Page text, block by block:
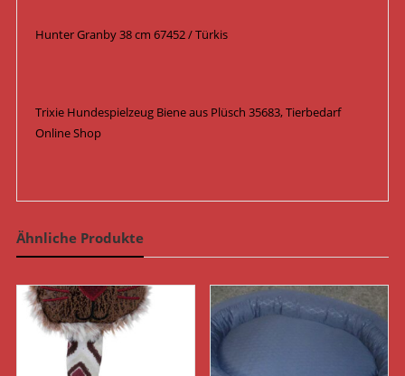
Hunter Granby 38 cm 67452 / Türkis
Trixie Hundespielzeug Biene aus Plüsch 35683, Tierbedarf
Online Shop
Ähnliche Produkte